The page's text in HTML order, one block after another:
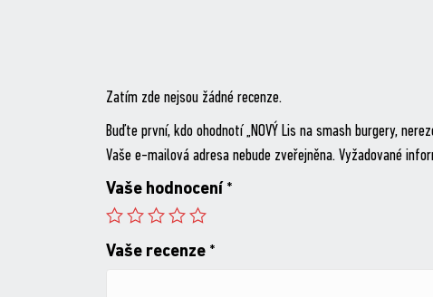
Zatím zde nejsou žádné recenze.
Buďte první, kdo ohodnotí „NOVÝ Lis na smash burgery,
Vaše e-mailová adresa nebude zveřejněna. Vyžadované
Vaše hodnocení *
Vaše recenze *